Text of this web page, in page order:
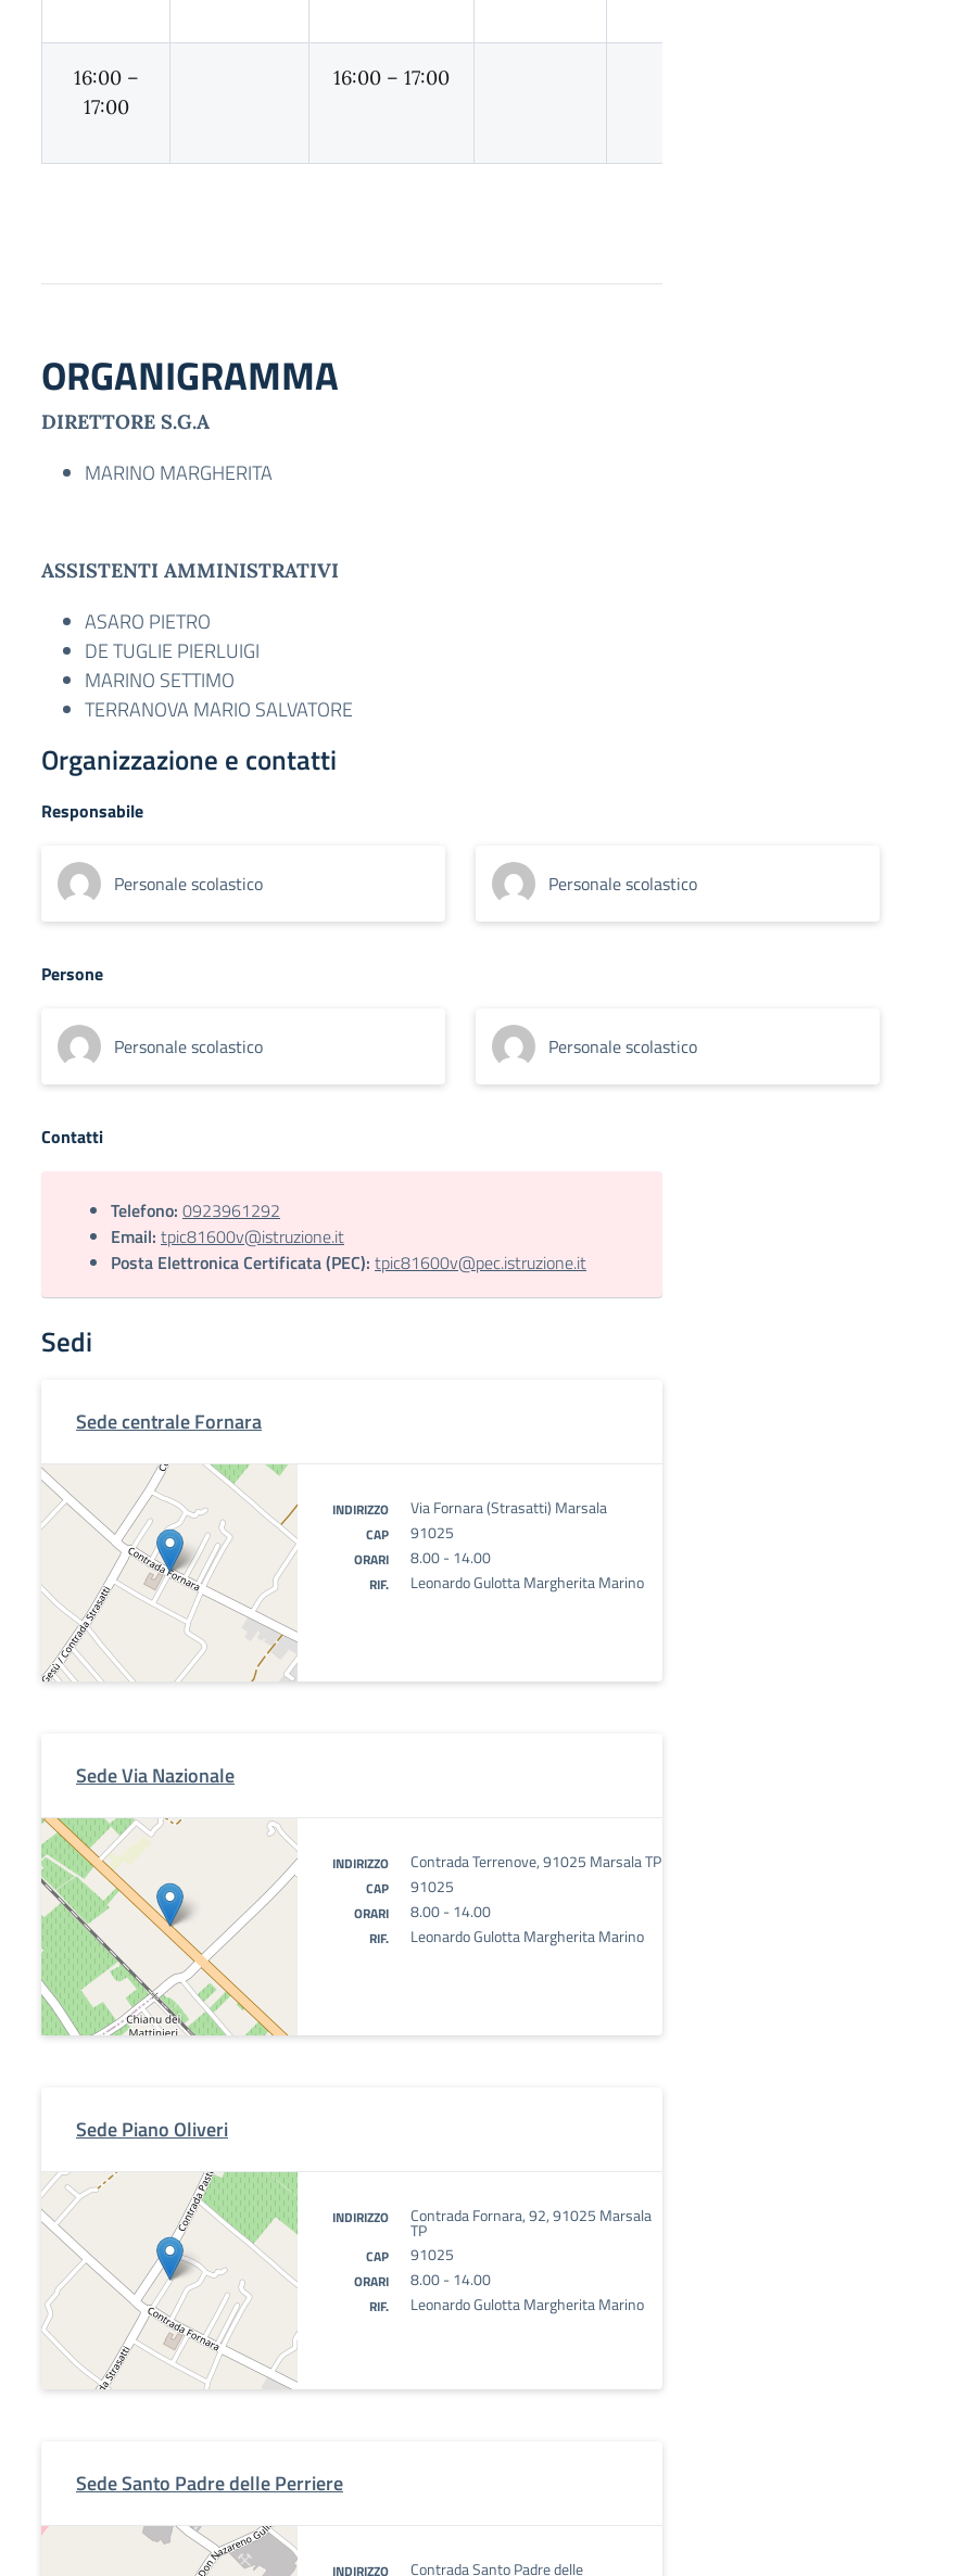
16:00 –
17:00
16:00 – 17:00
ORGANIGRAMMA
DIRETTORE S.G.A
MARINO MARGHERITA
ASSISTENTI AMMINISTRATIVI
ASARO PIETRO
DE TUGLIE PIERLUIGI
MARINO SETTIMO
TERRANOVA MARIO SALVATORE
Organizzazione e contatti
Responsabile
Personale scolastico Personale scolastico
Persone
Personale scolastico Personale scolastico
Contatti
Telefono: 0923961292
Email: tpic81600v@istruzione.it
Posta Elettronica Certificata (PEC): tpic81600v@pec.istruzione.it
Sedi
Sede centrale Fornara
INDIRIZZO Via Fornara (Strasatti) Marsala
CAP 91025
ORARI 8.00 - 14.00
RIF. Leonardo Gulotta Margherita Marino
Sede Via Nazionale
INDIRIZZO Contrada Terrenove, 91025 Marsala TP
CAP 91025
ORARI 8.00 - 14.00
RIF. Leonardo Gulotta Margherita Marino
Sede Piano Oliveri
INDIRIZZO Contrada Fornara, 92, 91025 Marsala
TP
CAP 91025
ORARI 8.00 - 14.00
RIF. Leonardo Gulotta Margherita Marino
Sede Santo Padre delle Perriere
INDIRIZZO Contrada Santo Padre delle